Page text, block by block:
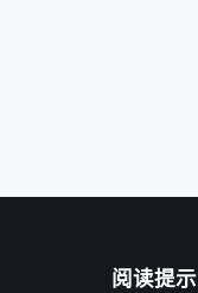
阅读提示